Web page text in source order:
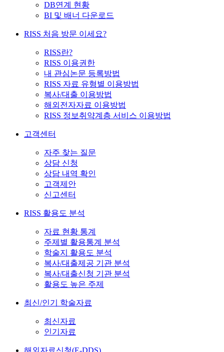
DB연계 현황
BI 및 배너 다운로드
RISS 처음 방문 이세요?
RISS란?
RISS 이용권한
내 관심논문 등록방법
RISS 자료 유형별 이용방법
복사/대출 이용방법
해외전자자료 이용방법
RISS 정보취약계층 서비스 이용방법
고객센터
자주 찾는 질문
상담 신청
상담 내역 확인
고객제안
신고센터
RISS 활용도 분석
자료 현황 통계
주제별 활용통계 분석
학술지 활용도 분석
복사/대출제공 기관 분석
복사/대출신청 기관 분석
활용도 높은 주제
최신/인기 학술자료
최신자료
인기자료
해외자료신청(E-DDS)